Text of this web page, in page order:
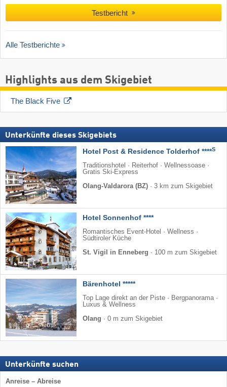
Testbericht
Alle Testberichte
Highlights aus dem Skigebiet
The Black Five
Unterkünfte dieses Skigebiets
Hotel Post & Residence Tolderhof ****S
Traditionshotel · Reiterhof · Wellnessoase ·
Gratis Ski-Express
Olang-Valdarora (BZ) · 3 km zum Skigebiet
Hotel Sonnenhof ****
Romantisches Event-Hotel · Wellness ·
Südtiroler Küche
St. Vigil in Enneberg · 100 m zum Skigebiet
Bärenhotel *****
Top Lage direkt an der Piste · Bergpanorama ·
Luxus & Wellness
Olang · 0 m zum Skigebiet
Unterkünfte suchen
Anreise – Abreise